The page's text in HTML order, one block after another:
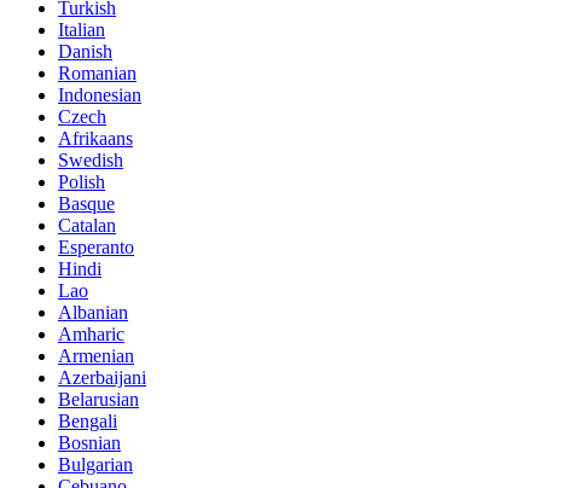
Turkish
Italian
Danish
Romanian
Indonesian
Czech
Afrikaans
Swedish
Polish
Basque
Catalan
Esperanto
Hindi
Lao
Albanian
Amharic
Armenian
Azerbaijani
Belarusian
Bengali
Bosnian
Bulgarian